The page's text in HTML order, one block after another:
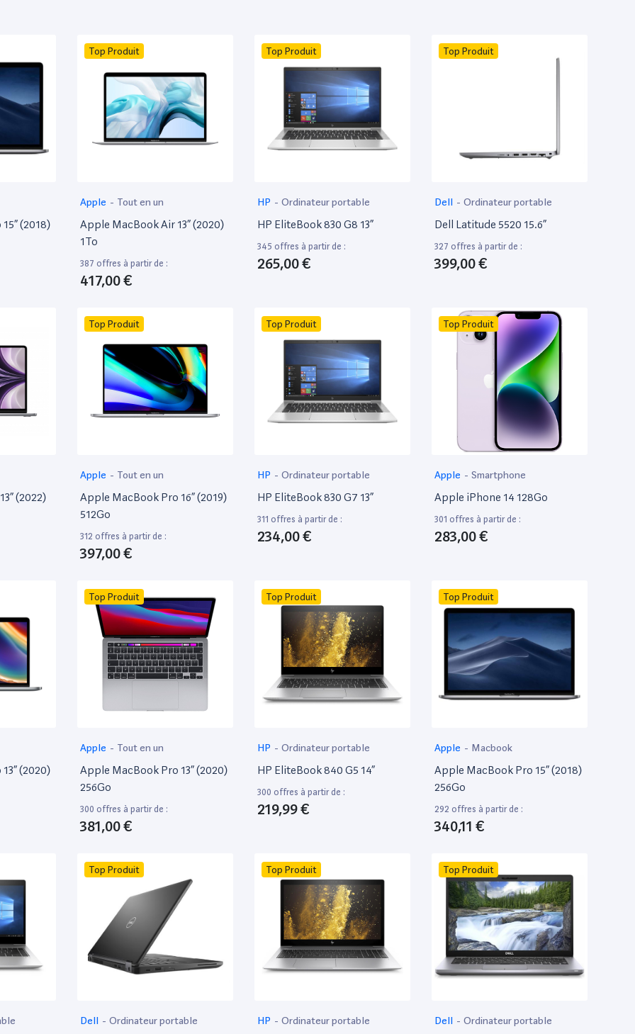
(2018)
Top Produit
Apple - Tout en un
Apple MacBook Air 13” (2020)
1To
387 offres à partir de :
417,00 €
Top Produit
HP - Ordinateur portable
HP EliteBook 830 G8 13”
345 offres à partir de :
265,00 €
Top Produit
Dell - Ordinateur portable
Dell Latitude 5520 15.6”
327 offres à partir de :
399,00 €
(2022)
Top Produit
Apple - Tout en un
Apple MacBook Pro 16” (2019)
512Go
312 offres à partir de :
397,00 €
Top Produit
HP - Ordinateur portable
HP EliteBook 830 G7 13”
311 offres à partir de :
234,00 €
Top Produit
Apple - Smartphone
Apple iPhone 14 128Go
301 offres à partir de :
283,00 €
(2020)
Top Produit
Apple - Tout en un
Apple MacBook Pro 13” (2020)
256Go
300 offres à partir de :
381,00 €
Top Produit
HP - Ordinateur portable
HP EliteBook 840 G5 14”
300 offres à partir de :
219,99 €
Top Produit
Apple - Macbook
Apple MacBook Pro 15” (2018)
256Go
292 offres à partir de :
340,11 €
Top Produit
Dell - Ordinateur portable
Top Produit
HP - Ordinateur portable
Top Produit
Dell - Ordinateur portable